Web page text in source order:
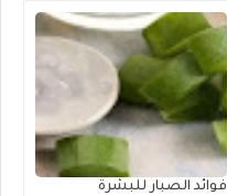
فوائد الصبار للبشرة